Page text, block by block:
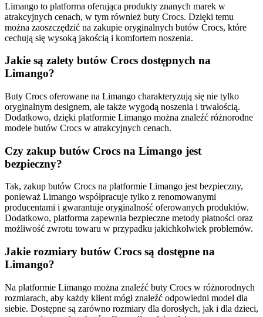
Limango to platforma oferująca produkty znanych marek w
atrakcyjnych cenach, w tym również buty Crocs. Dzięki temu
można zaoszczędzić na zakupie oryginalnych butów Crocs, które
cechują się wysoką jakością i komfortem noszenia.
Jakie są zalety butów Crocs dostępnych na
Limango?
Buty Crocs oferowane na Limango charakteryzują się nie tylko
oryginalnym designem, ale także wygodą noszenia i trwałością.
Dodatkowo, dzięki platformie Limango można znaleźć różnorodne
modele butów Crocs w atrakcyjnych cenach.
Czy zakup butów Crocs na Limango jest
bezpieczny?
Tak, zakup butów Crocs na platformie Limango jest bezpieczny,
ponieważ Limango współpracuje tylko z renomowanymi
producentami i gwarantuje oryginalność oferowanych produktów.
Dodatkowo, platforma zapewnia bezpieczne metody płatności oraz
możliwość zwrotu towaru w przypadku jakichkolwiek problemów.
Jakie rozmiary butów Crocs są dostępne na
Limango?
Na platformie Limango można znaleźć buty Crocs w różnorodnych
rozmiarach, aby każdy klient mógł znaleźć odpowiedni model dla
siebie. Dostępne są zarówno rozmiary dla dorosłych, jak i dla dzieci,